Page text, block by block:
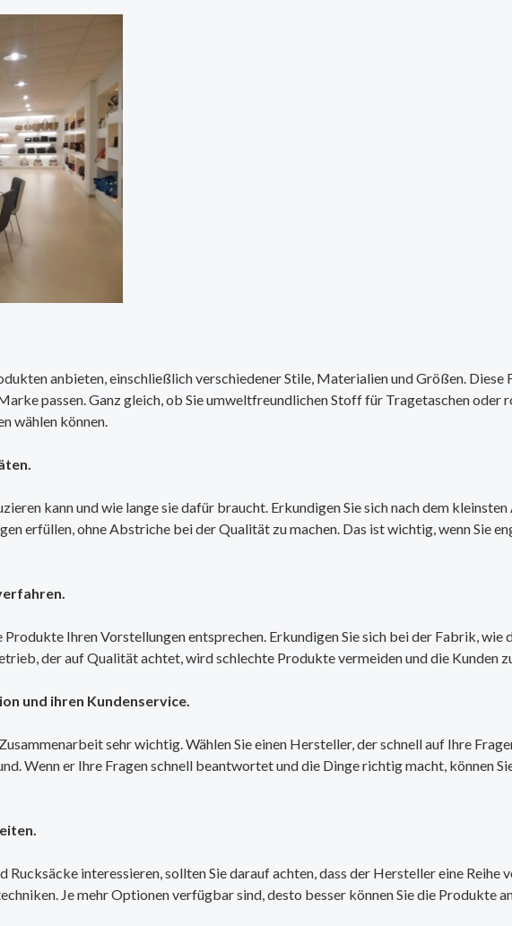
anbieten, einschließlich verschiedener Stile, Materialien und Größen.
passen. Ganz gleich, ob Sie umweltfreundlichen Stoff für Tragetaschen oder
wählen können.
kann und wie lange sie dafür braucht. Erkundigen Sie sich nach dem
erfüllen, ohne Abstriche bei der Qualität zu machen. Das ist wichtig, wenn Sie
Ihren Vorstellungen entsprechen. Erkundigen Sie sich bei der Fabrik,
der auf Qualität achtet, wird schlechte Produkte vermeiden und die Kunden
und ihren Kundenservice.
sehr wichtig. Wählen Sie einen Hersteller, der schnell auf Ihre
Wenn er Ihre Fragen schnell beantwortet und die Dinge richtig macht, können
Rucksäcke interessieren, sollten Sie darauf achten, dass der Hersteller eine
Je mehr Optionen verfügbar sind, desto besser können Sie die Produkte